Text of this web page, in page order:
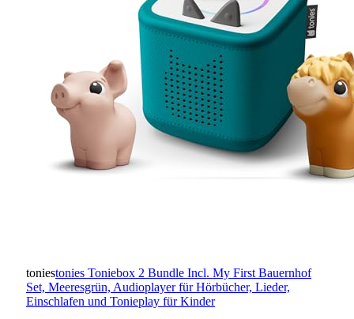
toniestonies Toniebox 2 Bundle Incl. My First Bauernhof
Set, Meeresgrün, Audioplayer für Hörbücher, Lieder,
Einschlafen und Tonieplay für Kinder